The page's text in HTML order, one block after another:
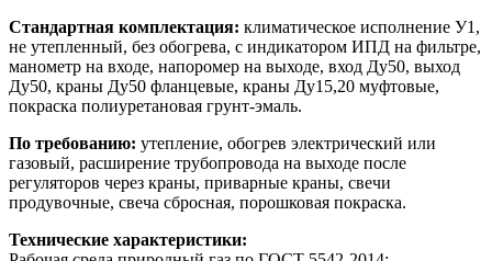
Стандартная комплектация: климатическое исполнение У1,
не утепленный, без обогрева, с индикатором ИПД на фильтре,
манометр на входе, напоромер на выходе, вход Ду50, выход
Ду50, краны Ду50 фланцевые, краны Ду15,20 муфтовые,
покраска полиуретановая грунт-эмаль.
По требованию: утепление, обогрев электрический или
газовый, расширение трубопровода на выходе после
регуляторов через краны, приварные краны, свечи
продувочные, свеча сбросная, порошковая покраска.
Технические характеристики: